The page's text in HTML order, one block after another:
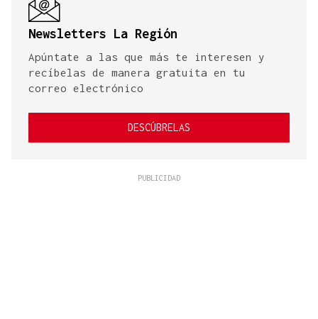
Newsletters La Región
Apúntate a las que más te interesen y
recíbelas de manera gratuita en tu
correo electrónico
DESCÚBRELAS